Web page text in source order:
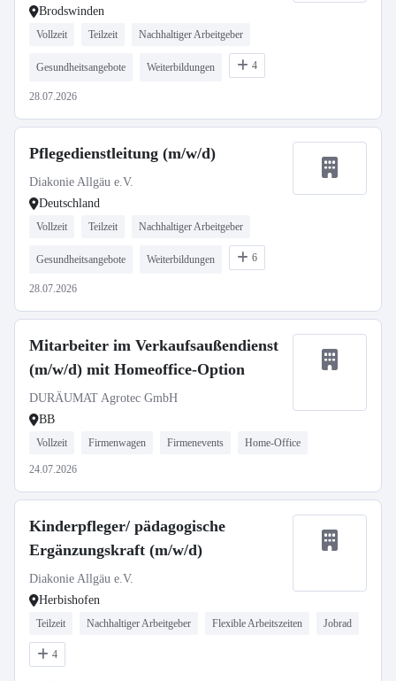
Brodswinden
Vollzeit Teilzeit Nachhaltiger Arbeitgeber
Gesundheitsangebote Weiterbildungen 4
28.07.2026
Pflegedienstleitung (m/w/d)
Diakonie Allgäu e.V.
Deutschland
Vollzeit Teilzeit Nachhaltiger Arbeitgeber
Gesundheitsangebote Weiterbildungen 6
28.07.2026
Mitarbeiter im Verkaufsaußendienst
(m/w/d) mit Homeoffice-Option
DURÄUMAT Agrotec GmbH
BB
Vollzeit Firmenwagen Firmenevents Home-Office
24.07.2026
Kinderpfleger/ pädagogische
Ergänzungskraft (m/w/d)
Diakonie Allgäu e.V.
Herbishofen
Teilzeit Nachhaltiger Arbeitgeber Flexible Arbeitszeiten Jobrad
4